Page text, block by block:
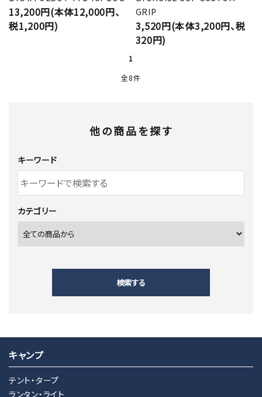
13,200円(本体12,000円、
税1,200円)
GRIP
3,520円(本体3,200円、税
320円)
1
全8件
他の商品を探す
キーワード
カテゴリー
検索する
キーワード
キャンプ
テント・タープ
ランタン・ライト